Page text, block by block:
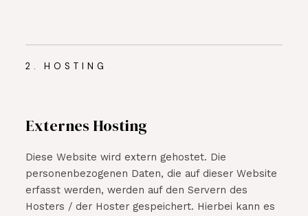
2. HOSTING
Externes Hosting
Diese Website wird extern gehostet. Die
personenbezogenen Daten, die auf dieser Website
erfasst werden, werden auf den Servern des
Hosters / der Hoster gespeichert. Hierbei kann es